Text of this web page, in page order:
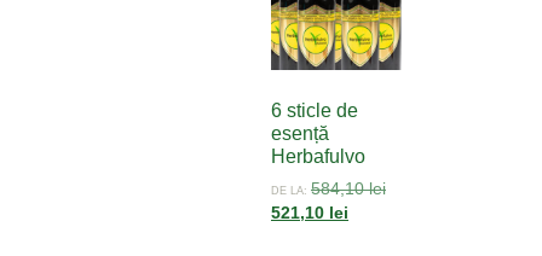
6 sticle de
esență
Herbafulvo
DE LA: 584,10lei
521,10 lei